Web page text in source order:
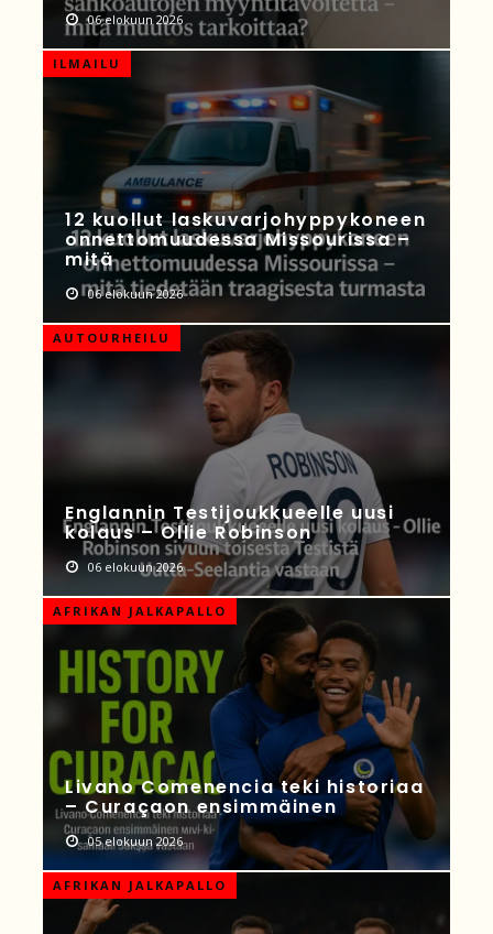
06 elokuun 2026
ILMAILU
12 kuollut laskuvarjohyppykoneen
onnettomuudessa Missourissa –
mitä
06 elokuun 2026
AUTOURHEILU
Englannin Testijoukkueelle uusi
kolaus – Ollie Robinson
06 elokuun 2026
AFRIKAN JALKAPALLO
Livano Comenencia teki historiaa
– Curaçaon ensimmäinen
05 elokuun 2026
AFRIKAN JALKAPALLO